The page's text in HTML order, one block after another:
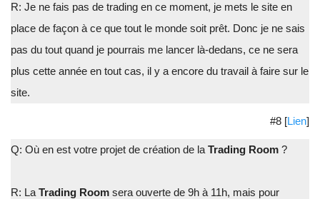
R: Je ne fais pas de trading en ce moment, je mets le site en
place de façon à ce que tout le monde soit prêt. Donc je ne sais
pas du tout quand je pourrais me lancer là-dedans, ce ne sera
plus cette année en tout cas, il y a encore du travail à faire sur le
site.
#8 [Lien]
Q: Où en est votre projet de création de la Trading Room ?
R: La Trading Room sera ouverte de 9h à 11h, mais pour